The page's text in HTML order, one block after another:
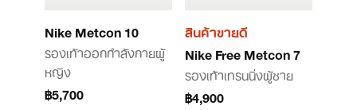
Nike Metcon 10
รองเท้าออกกำลังกายผู้
หญิง
฿5,700
สินค้าขายดี
Nike Free Metcon 7
รองเท้าเทรนนิ่งผู้ชาย
฿4,900